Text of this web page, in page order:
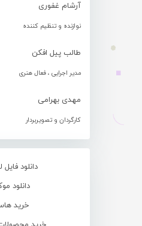
آرشام غفوری
نوازنده و تنظیم کننده
طالب پیل افکن
مدیر اجرایی ، فعال هنری
مهدی بهرامی
کارگردان و تصویربردار
دانلود فایل
دانلود
خرید